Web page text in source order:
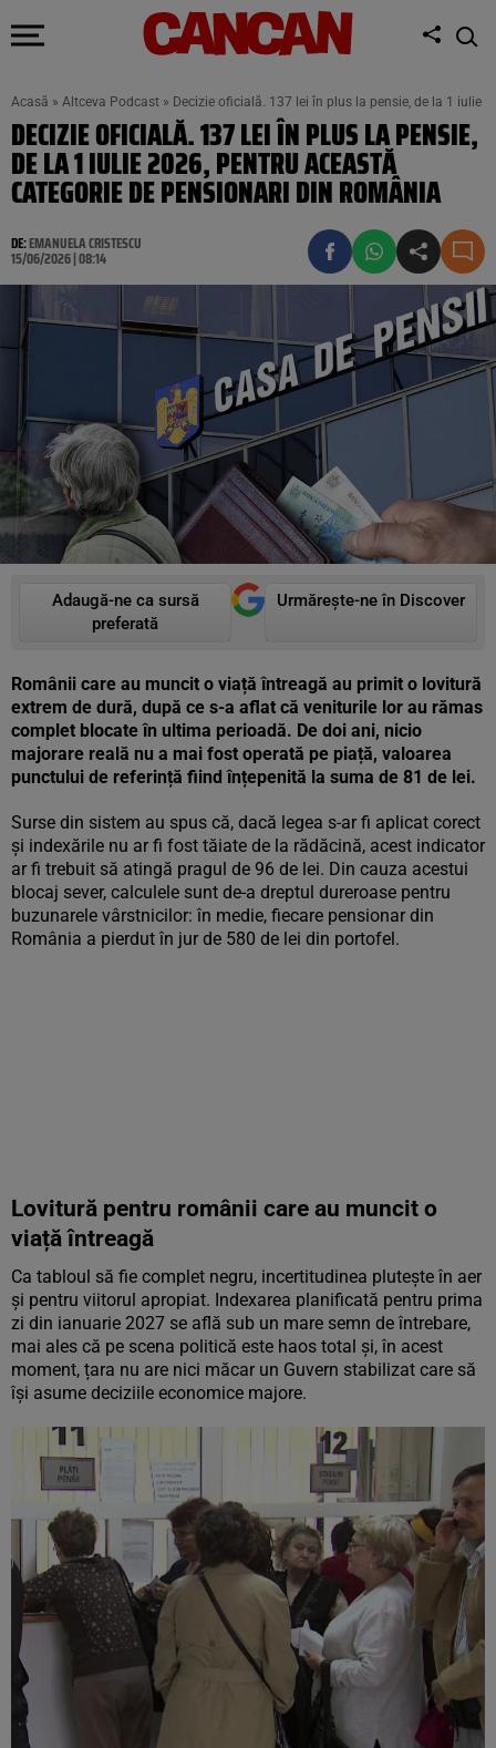
Acasă » Altceva Podcast » Decizie oficială. 137 lei în plus la pensie, de la 1 iulie
DECIZIE OFICIALĂ. 137 LEI ÎN PLUS LA PENSIE,
DE LA 1 IULIE 2026, PENTRU ACEASTĂ
CATEGORIE DE PENSIONARI DIN ROMÂNIA
DE:EMANUELA CRISTESCU
15/06/2026 | 08:14
Adaugă-ne ca sursă
preferată
Urmărește-ne în Discover
Românii care au muncit o viață întreagă au primit o lovitură
extrem de dură, după ce s-a aflat că veniturile lor au rămas
complet blocate în ultima perioadă. De doi ani, nicio
majorare reală nu a mai fost operată pe piață, valoarea
punctului de referință fiind înțepenită la suma de 81 de lei.
Surse din sistem au spus că, dacă legea s-ar fi aplicat corect
și indexările nu ar fi fost tăiate de la rădăcină, acest indicator
ar fi trebuit să atingă pragul de 96 de lei. Din cauza acestui
blocaj sever, calculele sunt de-a dreptul dureroase pentru
buzunarele vârstnicilor: în medie, fiecare pensionar din
România a pierdut în jur de 580 de lei din portofel.
Lovitură pentru românii care au muncit o
viață întreagă
Ca tabloul să fie complet negru, incertitudinea plutește în aer
și pentru viitorul apropiat. Indexarea planificată pentru prima
zi din ianuarie 2027 se află sub un mare semn de întrebare,
mai ales că pe scena politică este haos total și, în acest
moment, țara nu are nici măcar un Guvern stabilizat care să
își asume deciziile economice majore.